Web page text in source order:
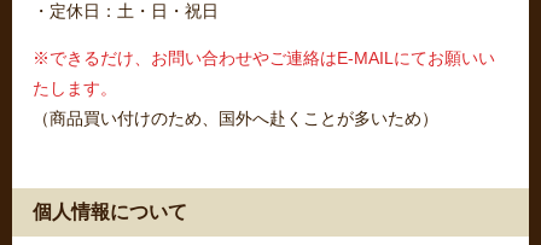
・定休日：土・日・祝日
※できるだけ、お問い合わせやご連絡はE-MAILにてお願いい
たします。
（商品買い付けのため、国外へ赴くことが多いため）
個人情報について